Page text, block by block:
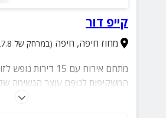
קייפ דור
מחוז חיפה, חיפה (במרחק של 27.8 ק"מ)
מתחם אירוח עם 15
המשקיפות לנופם עוצר הנשימה של
רחבי העיר והסביבה. בכל דירה